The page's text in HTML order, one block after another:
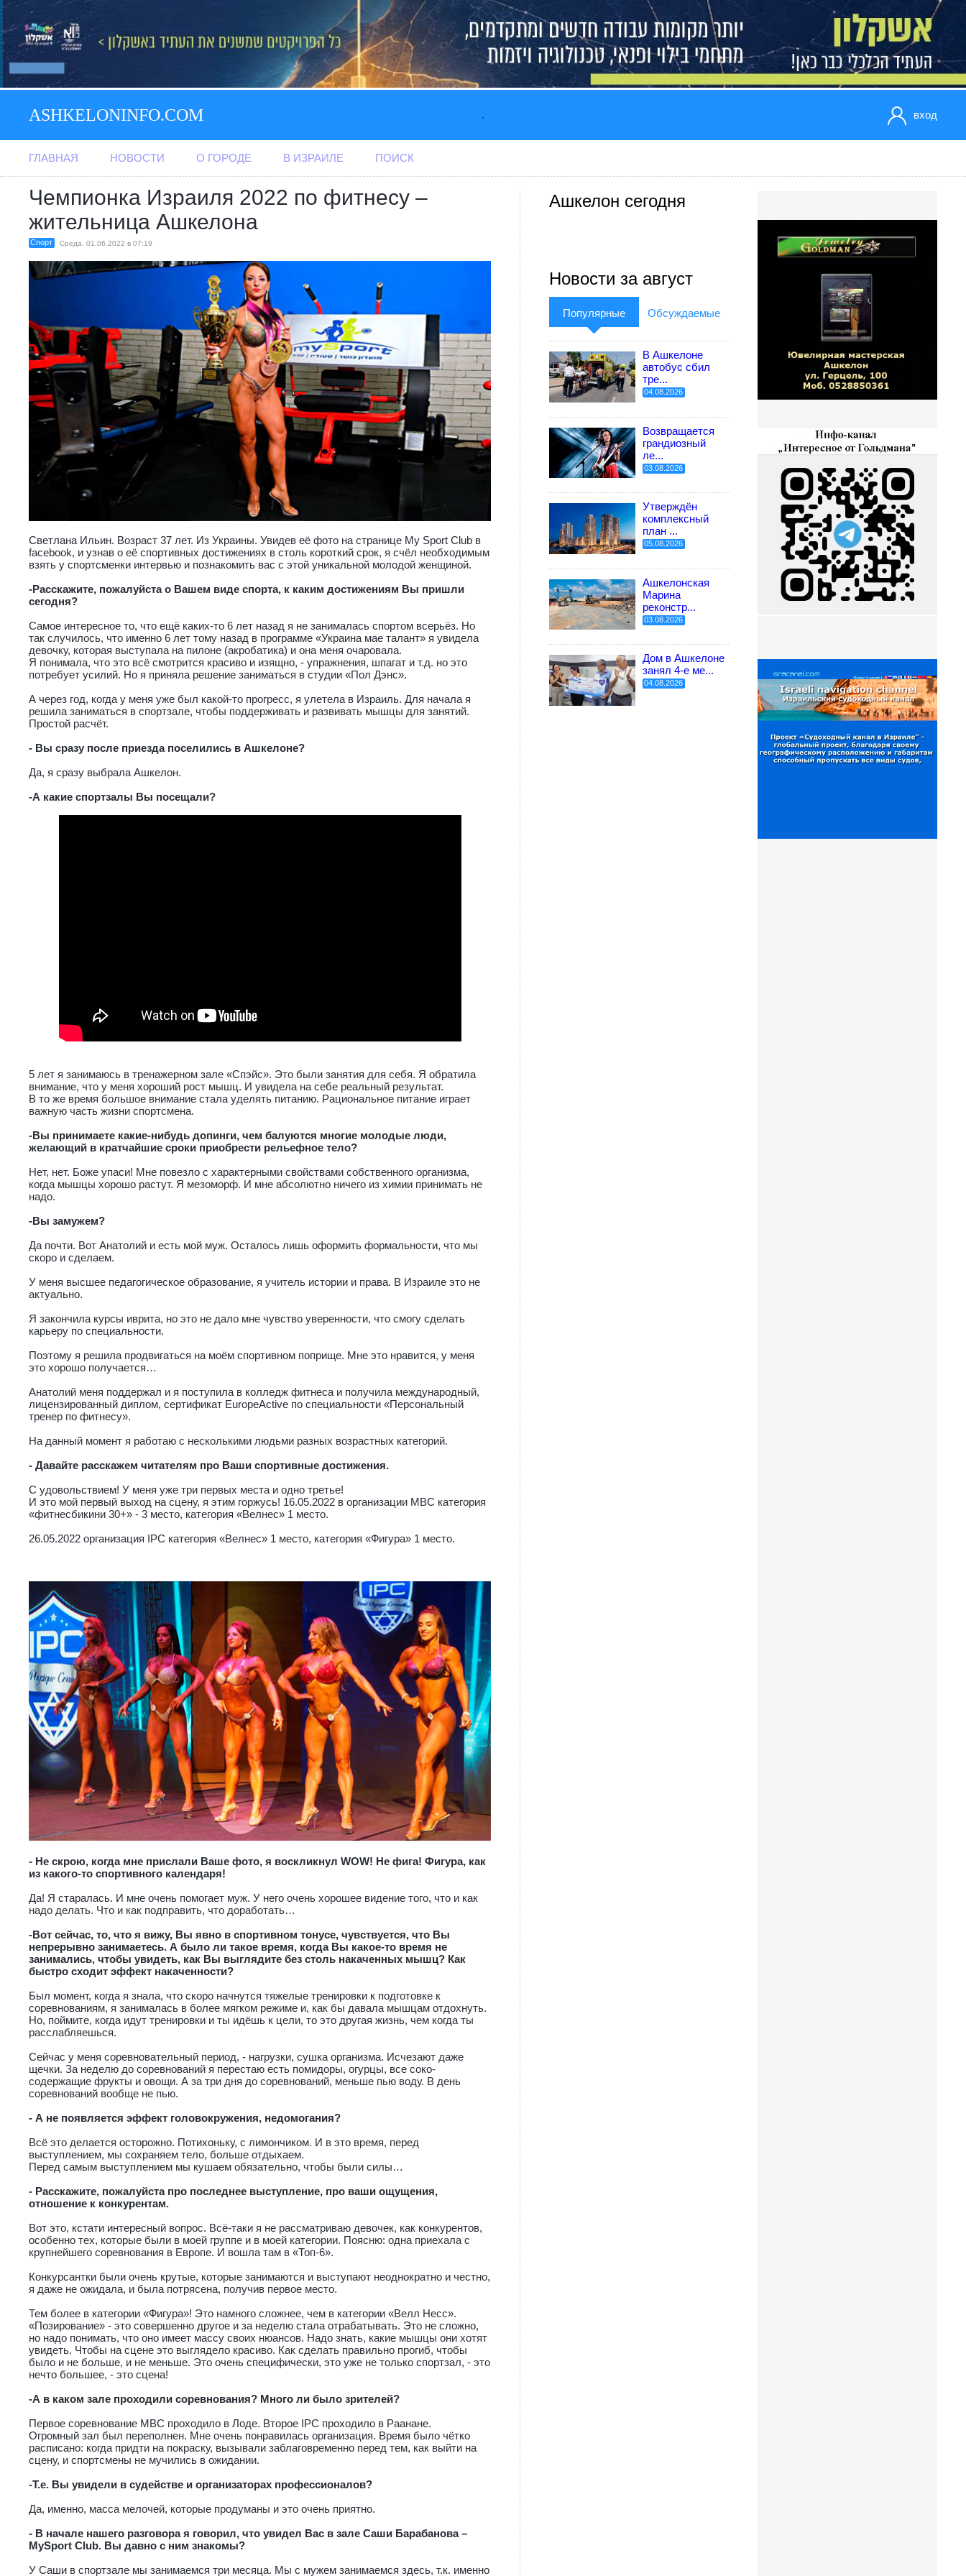
ASHKELONINFO.COM . вход
ГЛАВНАЯ НОВОСТИ О ГОРОДЕ В ИЗРАИЛЕ ПОИСК
Чемпионка Израиля 2022 по фитнесу –
жительница Ашкелона
Спорт Среда, 01.06.2022 в 07:19
Светлана Ильин. Возраст 37 лет. Из Украины. Увидев её фото на странице My Sport Club в
facebook, и узнав о её спортивных достижениях в столь короткий срок, я счёл необходимым
взять у спортсменки интервью и познакомить вас с этой уникальной молодой женщиной.
-Расскажите, пожалуйста о Вашем виде спорта, к каким достижениям Вы пришли
сегодня?
Самое интересное то, что ещё каких-то 6 лет назад я не занималась спортом всерьёз. Но
так случилось, что именно 6 лет тому назад в программе «Украина мае талант» я увидела
девочку, которая выступала на пилоне (акробатика) и она меня очаровала.
Я понимала, что это всё смотрится красиво и изящно, - упражнения, шпагат и т.д. но это
потребует усилий. Но я приняла решение заниматься в студии «Пол Дэнс».
А через год, когда у меня уже был какой-то прогресс, я улетела в Израиль. Для начала я
решила заниматься в спортзале, чтобы поддерживать и развивать мышцы для занятий.
Простой расчёт.
- Вы сразу после приезда поселились в Ашкелоне?
Да, я сразу выбрала Ашкелон.
-А какие спортзалы Вы посещали?
5 лет я занимаюсь в тренажерном зале «Спэйс». Это были занятия для себя. Я обратила
внимание, что у меня хороший рост мышц. И увидела на себе реальный результат.
В то же время большое внимание стала уделять питанию. Рациональное питание играет
важную часть жизни спортсмена.
-Вы принимаете какие-нибудь допинги, чем балуются многие молодые люди,
желающий в кратчайшие сроки приобрести рельефное тело?
Нет, нет. Боже упаси! Мне повезло с характерными свойствами собственного организма,
когда мышцы хорошо растут. Я мезоморф. И мне абсолютно ничего из химии принимать не
надо.
-Вы замужем?
Да почти. Вот Анатолий и есть мой муж. Осталось лишь оформить формальности, что мы
скоро и сделаем.
У меня высшее педагогическое образование, я учитель истории и права. В Израиле это не
актуально.
Я закончила курсы иврита, но это не дало мне чувство уверенности, что смогу сделать
карьеру по специальности.
Поэтому я решила продвигаться на моём спортивном поприще. Мне это нравится, у меня
это хорошо получается…
Анатолий меня поддержал и я поступила в колледж фитнеса и получила международный,
лицензированный диплом, сертификат EuropeActive по специальности «Персональный
тренер по фитнесу».
На данный момент я работаю с несколькими людьми разных возрастных категорий.
- Давайте расскажем читателям про Ваши спортивные достижения.
С удовольствием! У меня уже три первых места и одно третье!
И это мой первый выход на сцену, я этим горжусь! 16.05.2022 в организации MBС категория
«фитнесбикини 30+» - 3 место, категория «Велнес» 1 место.
26.05.2022 организация IPC категория «Велнес» 1 место, категория «Фигура» 1 место.
- Не скрою, когда мне прислали Ваше фото, я воскликнул WOW! Не фига! Фигура, как
из какого-то спортивного календаря!
Да! Я старалась. И мне очень помогает муж. У него очень хорошее видение того, что и как
надо делать. Что и как подправить, что доработать…
-Вот сейчас, то, что я вижу, Вы явно в спортивном тонусе, чувствуется, что Вы
непрерывно занимаетесь. А было ли такое время, когда Вы какое-то время не
занимались, чтобы увидеть, как Вы выглядите без столь накаченных мышц? Как
быстро сходит эффект накаченности?
Был момент, когда я знала, что скоро начнутся тяжелые тренировки к подготовке к
соревнованиям, я занималась в более мягком режиме и, как бы давала мышцам отдохнуть.
Но, поймите, когда идут тренировки и ты идёшь к цели, то это другая жизнь, чем когда ты
расслабляешься.
Сейчас у меня соревновательный период, - нагрузки, сушка организма. Исчезают даже
щечки. За неделю до соревнований я перестаю есть помидоры, огурцы, все соко-
содержащие фрукты и овощи. А за три дня до соревнований, меньше пью воду. В день
соревнований вообще не пью.
- А не появляется эффект головокружения, недомогания?
Всё это делается осторожно. Потихоньку, с лимончиком. И в это время, перед
выступлением, мы сохраняем тело, больше отдыхаем.
Перед самым выступлением мы кушаем обязательно, чтобы были силы…
- Расскажите, пожалуйста про последнее выступление, про ваши ощущения,
отношение к конкурентам.
Вот это, кстати интересный вопрос. Всё-таки я не рассматриваю девочек, как конкурентов,
особенно тех, которые были в моей группе и в моей категории. Поясню: одна приехала с
крупнейшего соревнования в Европе. И вошла там в «Топ-6».
Конкурсантки были очень крутые, которые занимаются и выступают неоднократно и честно,
я даже не ожидала, и была потрясена, получив первое место.
Тем более в категории «Фигура»! Это намного сложнее, чем в категории «Велл Несс».
«Позирование» - это совершенно другое и за неделю стала отрабатывать. Это не сложно,
но надо понимать, что оно имеет массу своих нюансов. Надо знать, какие мышцы они хотят
увидеть. Чтобы на сцене это выглядело красиво. Как сделать правильно прогиб, чтобы
было и не больше, и не меньше. Это очень специфически, это уже не только спортзал, - это
нечто большее, - это сцена!
-А в каком зале проходили соревнования? Много ли было зрителей?
Первое соревнование MBC проходило в Лоде. Второе IPC проходило в Раанане.
Огромный зал был переполнен. Мне очень понравилась организация. Время было чётко
расписано: когда придти на покраску, вызывали заблаговременно перед тем, как выйти на
сцену, и спортсмены не мучились в ожидании.
-Т.е. Вы увидели в судействе и организаторах профессионалов?
Да, именно, масса мелочей, которые продуманы и это очень приятно.
- В начале нашего разговора я говорил, что увидел Вас в зале Саши Барабанова –
MySport Club. Вы давно с ним знакомы?
У Саши в спортзале мы занимаемся три месяца. Мы с мужем занимаемся здесь, т.к. именно
Ашкелон сегодня
Новости за август
Популярные Обсуждаемые
В Ашкелоне
автобус сбил
тре...
04.08.2026
Возвращается
грандиозный
ле...
03.08.2026
Утверждён
комплексный
план ...
05.08.2026
Ашкелонская
Марина
реконстр...
03.08.2026
Дом в Ашкелоне
занял 4-е ме...
04.08.2026